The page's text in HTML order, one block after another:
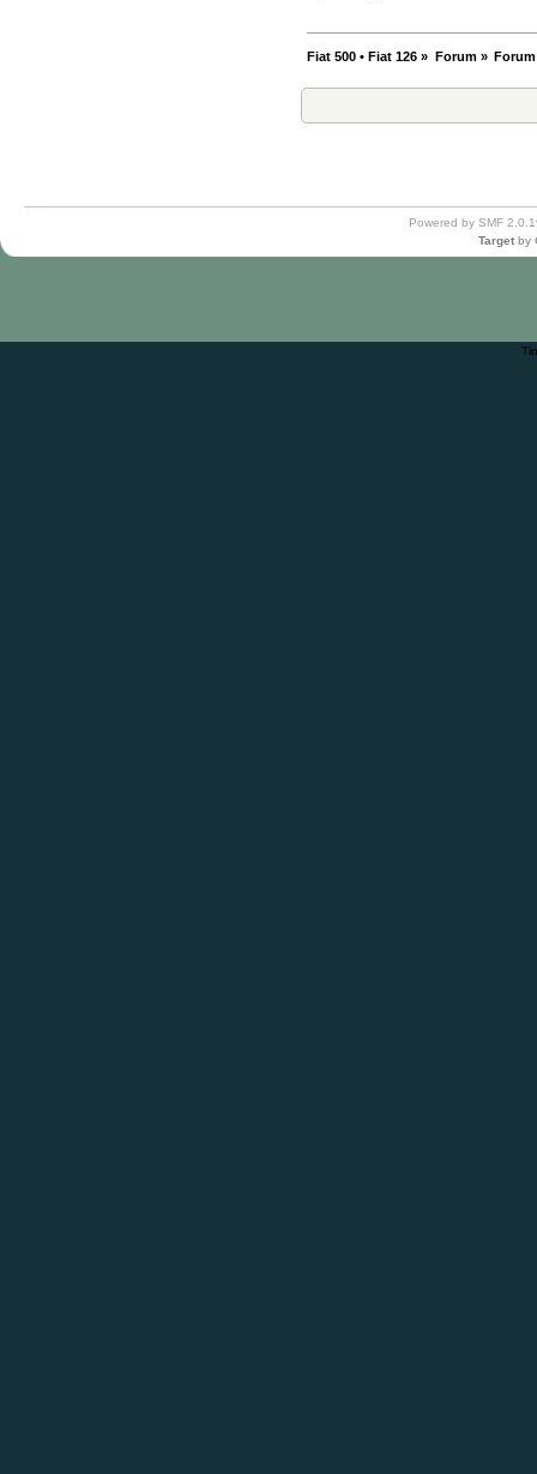
Fiat 500 • Fiat 126 » Forum»
Powered by SMF
Target by